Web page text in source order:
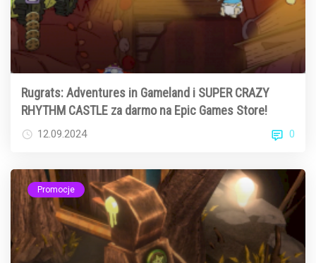
Rugrats: Adventures in Gameland i SUPER CRAZY
RHYTHM CASTLE za darmo na Epic Games Store!
12.09.2024 0
Promocje